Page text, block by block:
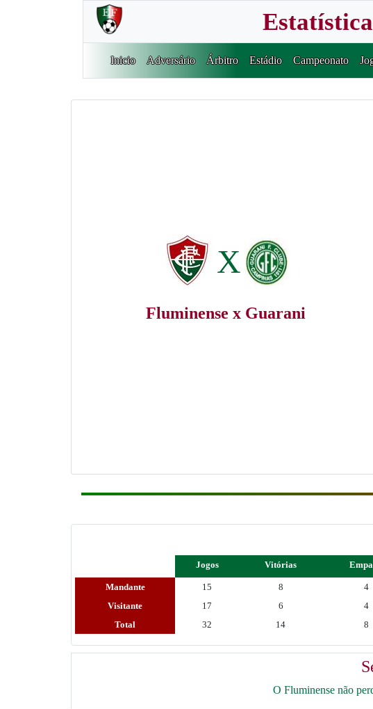
Inicio Adversário Árbitro Estádio Campeonato
X
Fluminense x Guarani
Jogos Vitórias
Mandante 15 8 4
Visitante
17 6 4
Total
32 14 8
O Fluminense não